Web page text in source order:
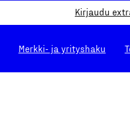
Kirjaudu
Merkki- ja yrityshaku